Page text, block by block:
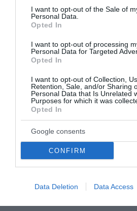
consent section.
I want to opt-out of the Sale of
Personal Data.
Opted In
I want to opt-out of processing
Personal Data for Targeted
Opted In
I want to opt-out of Collection,
Retention, Sale, and/or Sharing
Personal Data that Is Unrelated
Purposes for which it was
Opted In
Google consents
CONFIRM
Data Deletion Data Access
Marfin: Κλιμάκιο της
παραλαμβάνει τη 46χρονη
Στην Ελλάδα επιστρέφει σήμερα,
2010, μετά την ολοκλήρ...